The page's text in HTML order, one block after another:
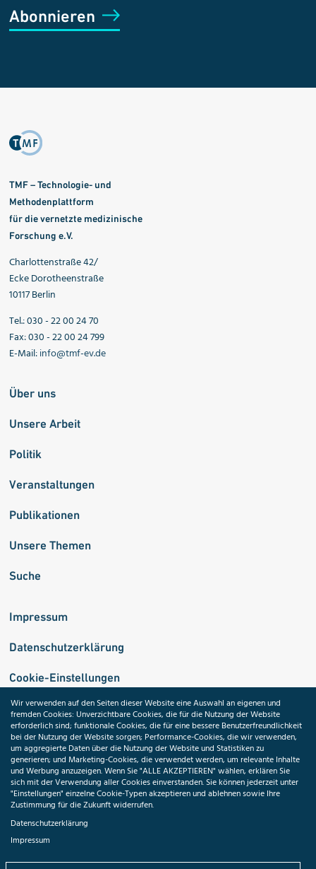
Abonnieren
TMF – Technologie- und
Methodenplattform
für die vernetzte medizinische
Forschung e.V.
Charlottenstraße 42/
Ecke Dorotheenstraße
10117 Berlin
Tel.: 030 - 22 00 24 70
Fax: 030 - 22 00 24 799
E-Mail:info@tmf-ev.de
Über uns
Unsere Arbeit
Politik
Veranstaltungen
Publikationen
Unsere Themen
Suche
Impressum
Datenschutzerklärung
Cookie-Einstellungen
Medizininformatik-Initiative
ToolPool Gesundheitsforschung
Folgen Sie uns:
Wir verwenden auf den Seiten dieser Website eine Auswahl an eigenen und
fremden Cookies: Unverzichtbare Cookies, die für die Nutzung der Website
erforderlich sind; funktionale Cookies, die für eine bessere Benutzerfreundlichkeit
bei der Nutzung der Website sorgen; Performance-Cookies, die wir verwenden,
um aggregierte Daten über die Nutzung der Website und Statistiken zu
generieren; und Marketing-Cookies, die verwendet werden, um relevante Inhalte
und Werbung anzuzeigen. Wenn Sie "ALLE AKZEPTIEREN" wählen, erklären Sie
sich mit der Verwendung aller Cookies einverstanden. Sie können jederzeit unter
"Einstellungen" einzelne Cookie-Typen akzeptieren und ablehnen sowie Ihre
Zustimmung für die Zukunft widerrufen.
Datenschutzerklärung
Impressum